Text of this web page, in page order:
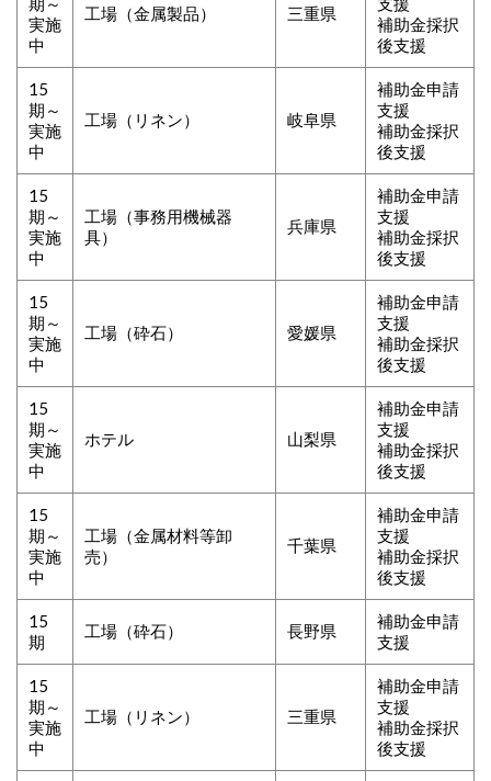
実施
中
工場（金属製品） 三重県
補助金採択
後支援
15
期～
実施
中
工場（リネン） 岐阜県
補助金申請
支援
補助金採択
後支援
15
期～
実施
中
工場（事務用機械器
具）
兵庫県
補助金申請
支援
補助金採択
後支援
15
期～
実施
中
工場（砕石） 愛媛県
補助金申請
支援
補助金採択
後支援
15
期～
実施
中
ホテル 山梨県
補助金申請
支援
補助金採択
後支援
15
期～
実施
中
工場（金属材料等卸
売）
千葉県
補助金申請
支援
補助金採択
後支援
15
期
工場（砕石） 長野県
補助金申請
支援
15
期～
実施
中
工場（リネン） 三重県
補助金申請
支援
補助金採択
後支援